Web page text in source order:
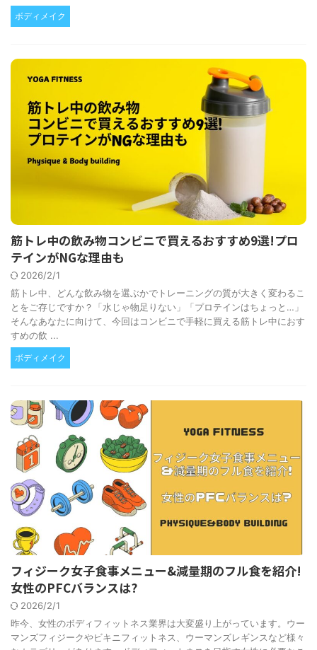
ボディメイク
筋トレ中の飲み物コンビニで買えるおすすめ9選!プロ
テインがNGな理由も
2026/2/1
筋トレ中、どんな飲み物を選ぶかでトレーニングの質が大きく変わるこ
とをご存じですか？「水じゃ物足りない」「プロテインはちょっと…」
そんなあなたに向けて、今回はコンビニで手軽に買える筋トレ中におす
すめの飲 ...
ボディメイク
フィジーク女子食事メニュー&減量期のフル食を紹介!
女性のPFCバランスは?
2026/2/1
昨今、女性のボディフィットネス業界は大変盛り上がっています。ウー
マンズフィジークやビキニフィットネス、ウーマンズレギンスなど様々